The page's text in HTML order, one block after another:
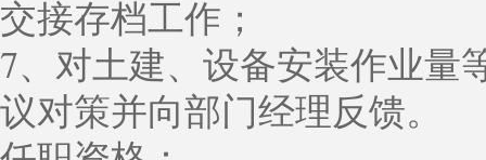
交接存档工作；
7、对土建、设备安装作业量
议对策并向部门经理反馈。